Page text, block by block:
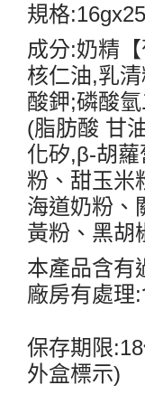
規格:16gx25
成分:奶精
核仁油,乳
酸鉀;磷酸
(脂肪酸 甘
化矽,β-胡蘿
粉、甜玉米
海道奶粉、
黃粉、黑胡
本產品含有
廠房有處理:
保存期限:18
外盒標示)